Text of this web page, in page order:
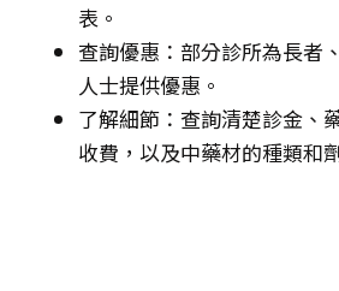
表。
查詢優惠：部分診所為長者
人士提供優惠。
了解細節：查詢清楚診金、
收費，以及中藥材的種類和